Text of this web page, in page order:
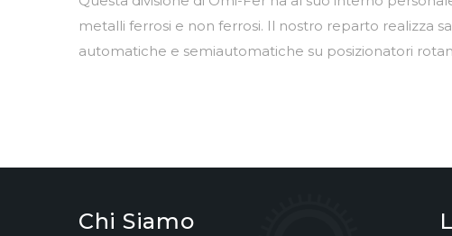
metalli ferrosi e non ferrosi. Il nostro reparto realizza
automatiche e semiautomatiche su posizionatori
Chi Siamo